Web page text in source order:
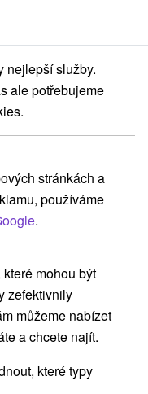
Košický kraj
(1)
NEJDRAŽŠÍ PODLE
nejlepší služby.
ale potřebujeme
stránkách a
používáme
.
mohou být
zefektivnily
můžeme nabízet
a chcete najít.
které typy